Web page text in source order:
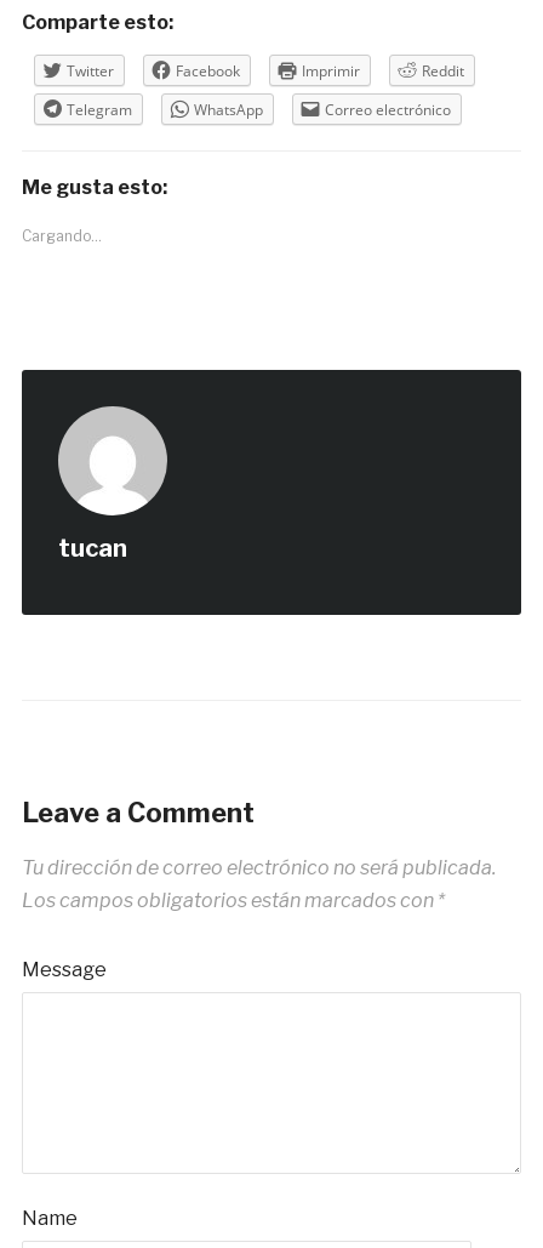
Comparte esto:
Twitter Facebook Imprimir
Reddit
Telegram
WhatsApp Correo electrónico
Me gusta esto:
Cargando...
tucan
Leave a Comment
Tu dirección de correo electrónico no será publicada.
Los campos obligatorios están marcados con *
Message
Name